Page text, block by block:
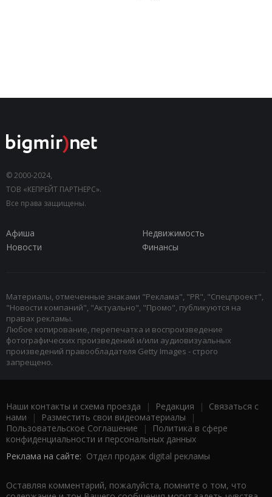
© 2000-2024,
ТОВ «КЕПРЕЙТ ПАРТНЕРС».
Все права защищены.
Афиша
Недвижимость
Новости
Финансы
Материалы, отмеченные знаками "Реклама", "PR", "Спецпроект",
"Новости компаний", "Актуально", "Промо", публикуются на
правах рекламы.
Любое копирование, перепечатка и воспроизведение
фотографических произведений и/или аудиовизуальных
произведений правообладателя Getty Images - строго
запрещено.
Наши контакты и схема проезда | Редакция | Связаться с
нами | Разместить свои видеоматериалы |
Пользовательское Соглашение |
Политика в сфере
конфиденциальности и персональных данных
Реклама на сайте: Отдел продаж digital рекламы
Оставляя комментарий, пожалуйста, помните о том, что